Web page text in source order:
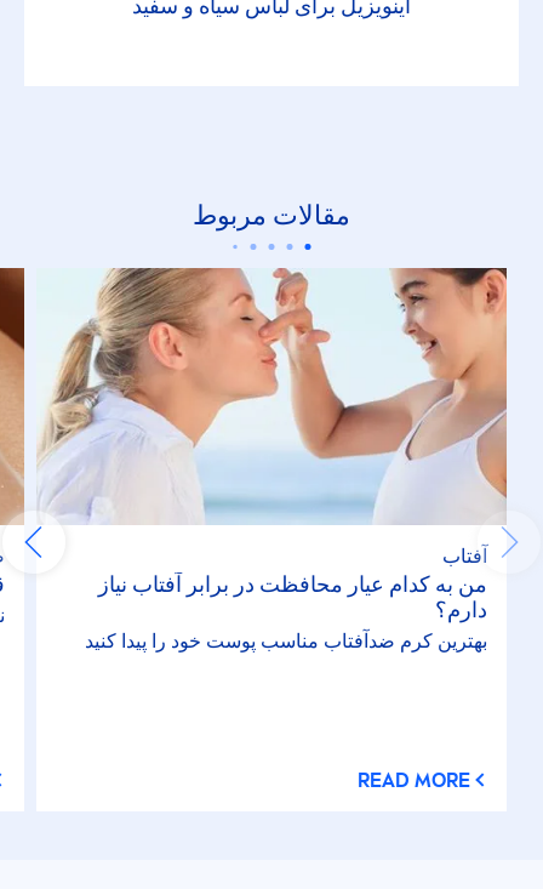
اینویزیل برای لباس سیاه و سفید
مقالات مربوط
آفتاب
من به کدام عیار محافظت در برابر آفتاب نیاز
دارم؟
بهترین کرم ضدآفتاب مناسب پوست خود را پیدا کنید
READ MORE